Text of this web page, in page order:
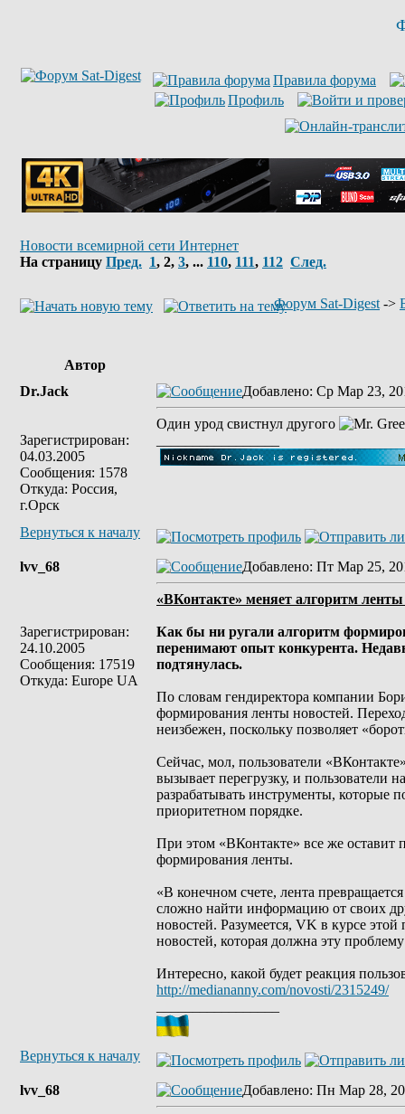
Правила форума
Профиль
Новости всемирной сети Интернет
На страницу Пред. 1, 2, 3, ... 110, 111, 112 След.
Форум Sat-Digest ->
Автор
Dr.Jack
Зарегистрирован:
04.03.2005
Сообщения: 1578
Откуда: Россия,
г.Орск
Добавлено: Ср Мар 23,
Один урод свистнул другого
Вернуться к началу
lvv_68
Зарегистрирован:
24.10.2005
Сообщения: 17519
Откуда: Europe UA
Добавлено: Пт Мар 25,
«ВКонтакте» меняет алгоритм ленты
Как бы ни ругали алгоритм
перенимают опыт конкурента.
подтянулась.
По словам гендиректора компании
формирования ленты новостей.
неизбежен, поскольку позволяет
Сейчас, мол, пользователи
вызывает перегрузку, и пользователи
разрабатывать инструменты, которые
приоритетном порядке.
При этом «ВКонтакте» все же оставит
формирования ленты.
«В конечном счете, лента
сложно найти информацию от своих
новостей. Разумеется, VK в курсе
новостей, которая должна эту
Интересно, какой будет реакция
http://mediananny.com/novosti/2315249/
Вернуться к началу
lvv_68 Добавлено: Пн Мар 28,